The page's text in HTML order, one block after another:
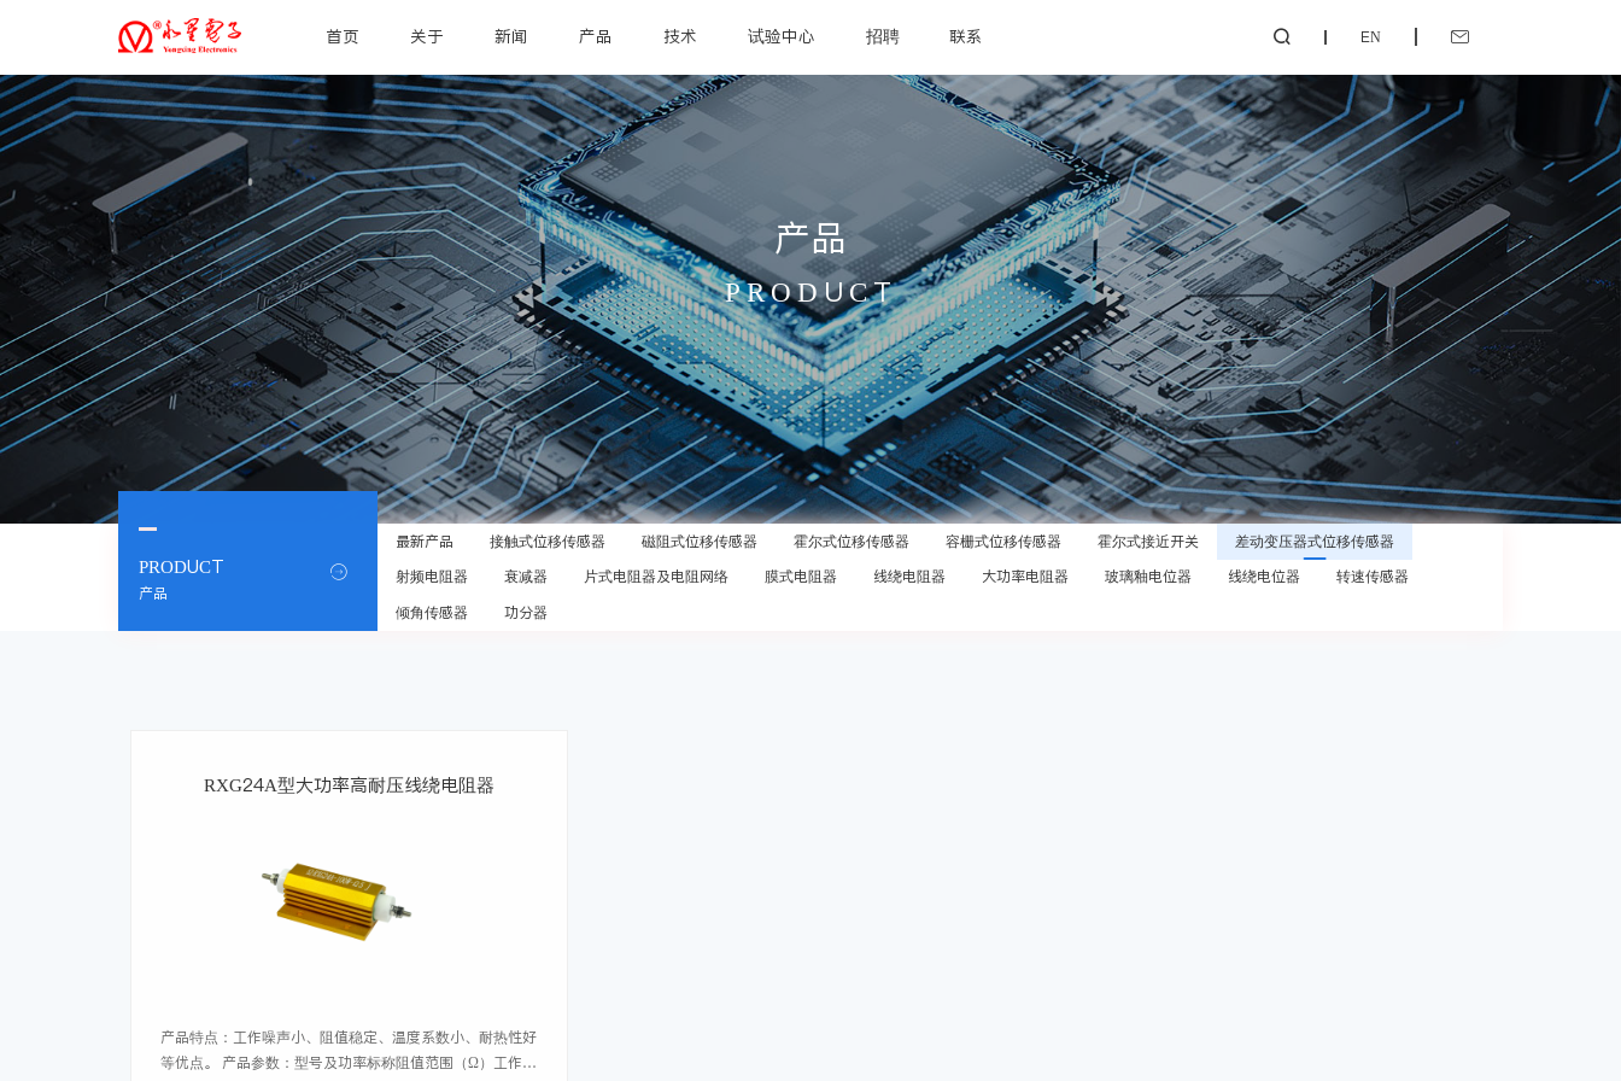
首页 关于 新闻 产品 技术 试验中心 招聘 联系  EN 
产品
PRODUCT
PRODUCT
产品

最新产品 接触式位移传感器 磁阻式位移传感器 霍尔式位移传感器 容栅式位移传感器 霍尔式接近开关
差动变压器式位移传感器
射频电阻器
衰减器 片式电阻器及电阻网络 膜式电阻器 线绕电阻器 大功率电阻器 玻璃釉电位器 线绕电位器
转速传感器
倾角传感器
功分器
RXG24A型大功率高耐压线绕电阻器
产品特点：工作噪声小、阻值稳定、温度系数小、耐热性好
等优点。 产品参数：型号及功率标称阻值范围（Ω）工作温